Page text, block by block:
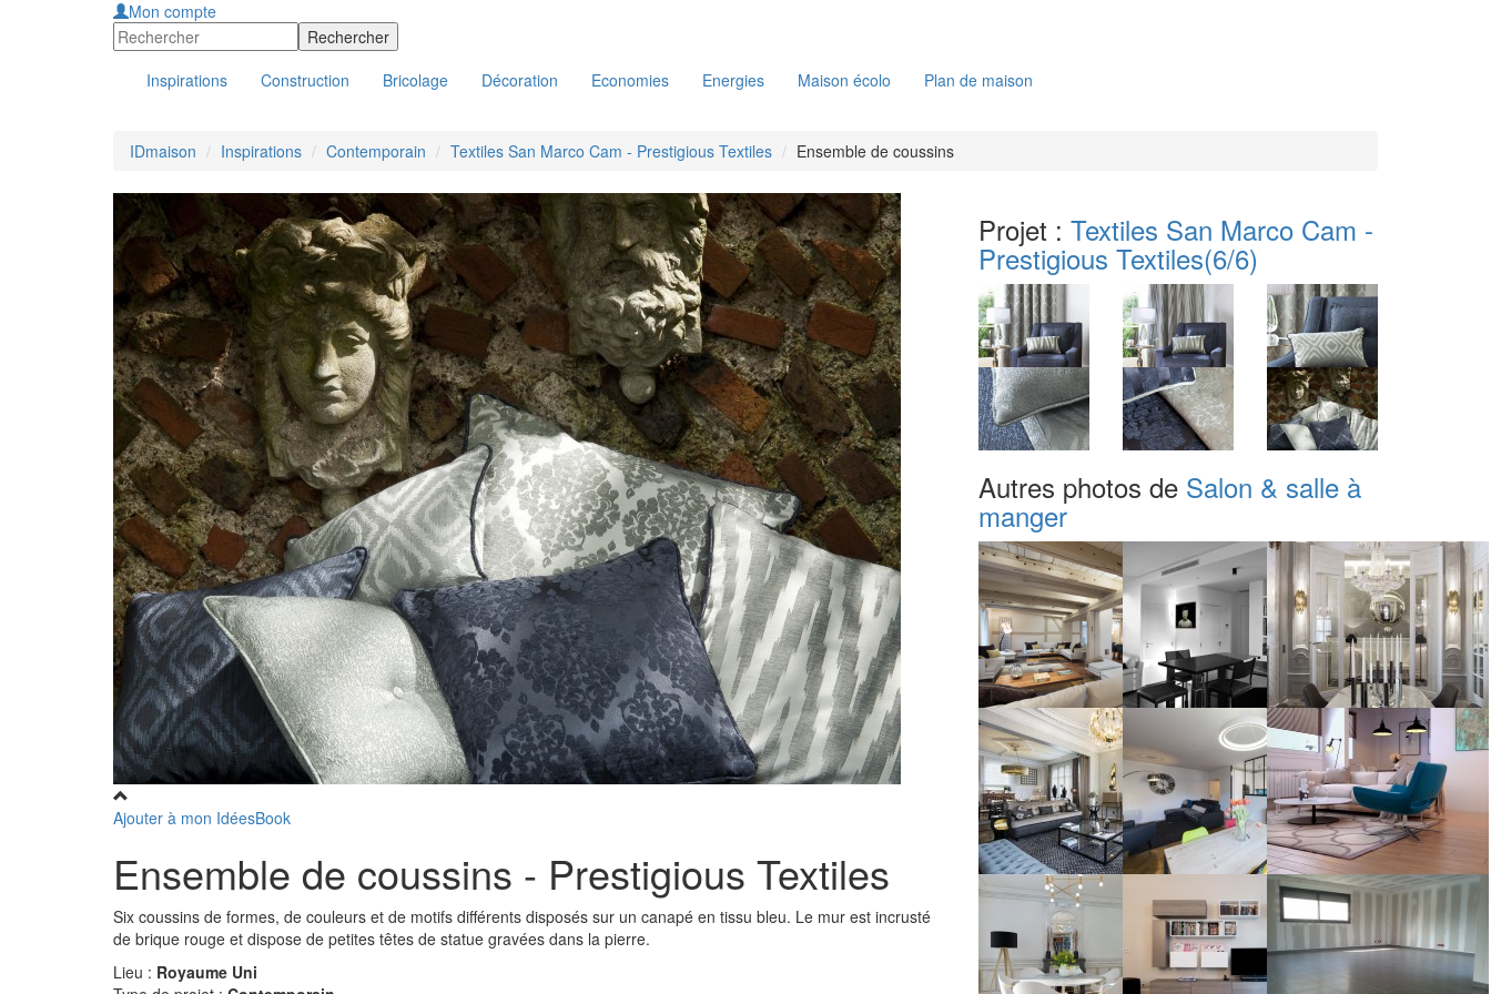
Mon compte
Inspirations Construction Bricolage Décoration Economies Energies Maison écolo Plan de maison
IDmaison Inspirations Contemporain Textiles San Marco Cam - Prestigious Textiles Ensemble de coussins
Ajouter à mon IdéesBook
Ensemble de coussins - Prestigious Textiles
Six coussins de formes, de couleurs et de motifs différents disposés sur un canapé en tissu bleu. Le mur est incrusté
de brique rouge et dispose de petites têtes de statue gravées dans la pierre.
Lieu : Royaume Uni
Projet : Textiles San Marco Cam -
Prestigious Textiles(6/6)
Autres photos de Salon & salle à
manger